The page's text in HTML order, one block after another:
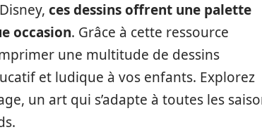
ces dessins offrent une palette
occasion. Grâce à cette ressource
une multitude de dessins
et ludique à vos enfants. Explorez
un art qui s’adapte à toutes les